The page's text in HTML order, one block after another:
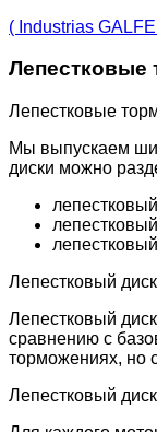
( Industrias
Лепестковые
Лепестковые
Мы выпускаем
диски можно
Лепестковый диск
Лепестковый диск
сравнению с
торможениях, но
Лепестковый диск